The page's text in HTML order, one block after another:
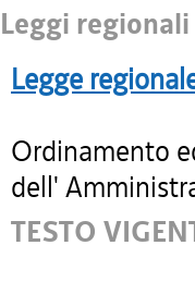
Leggi regionali
Legge
Ordinamento
dell'
TESTO